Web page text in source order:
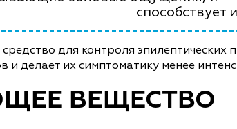
способствует
для контроля
и делает их симптоматику менее
ВЕЩЕСТВО